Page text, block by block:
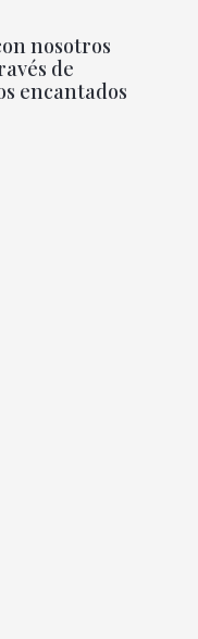
nosotros
de
encantados